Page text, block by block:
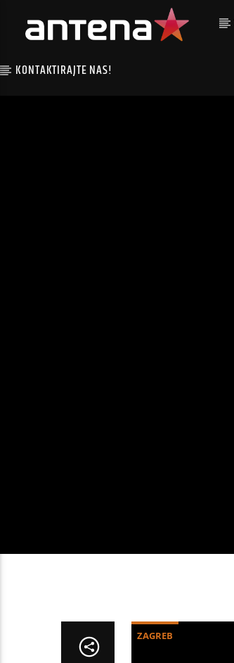
KONTAKTIRAJTE NAS!
ZAGREB